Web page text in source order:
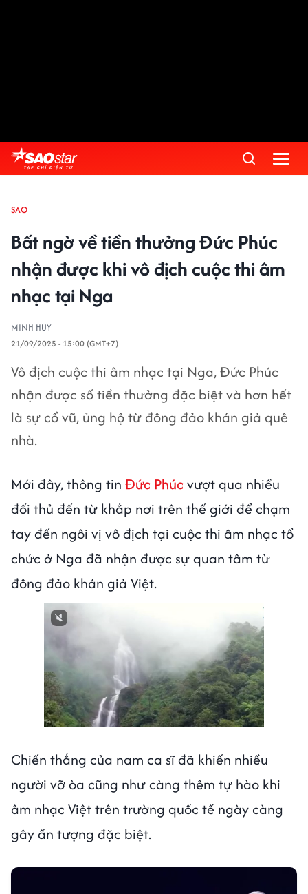
SAO
Bất ngờ về tiền thưởng Đức Phúc
nhận được khi vô địch cuộc thi âm
nhạc tại Nga
MINH HUY
21/09/2025 - 15:00 (GMT+7)
Vô địch cuộc thi âm nhạc tại Nga, Đức Phúc
nhận được số tiền thưởng đặc biệt và hơn hết
là sự cổ vũ, ủng hộ từ đông đảo khán giả quê
nhà.
Mới đây, thông tin Đức Phúcvượt qua nhiều
đối thủ đến từ khắp nơi trên thế giới để chạm
tay đến ngôi vị vô địch tại cuộc thi âm nhạc tổ
chức ở Nga đã nhận được sự quan tâm từ
đông đảo khán giả Việt.
Next video in 1 Cancel
Chiến thắng của nam ca sĩ đã khiến nhiều
người vỡ òa cũng như càng thêm tự hào khi
âm nhạc Việt trên trường quốc tế ngày càng
gây ấn tượng đặc biệt.